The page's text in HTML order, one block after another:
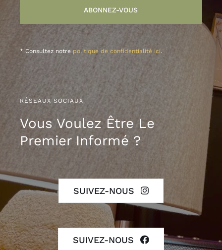
ABONNEZ-VOUS
* Consultez notre politique de confidentialité ici.
RÉSEAUX SOCIAUX
Vous Voulez Être Le
Premier Informé ?
SUIVEZ-NOUS
SUIVEZ-NOUS